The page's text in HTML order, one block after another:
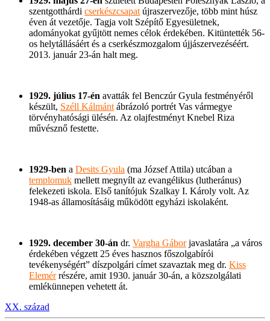
szentgotthárdi cserkészcsapat újraszervezője, több mint húsz
éven át vezetője. Tagja volt Szépítő Egyesületnek,
adományokat gyűjtött nemes célok érdekében. Kitüntették 56-
os helytállásáért és a cserkészmozgalom újjászervezéséért.
2013. január 23-án halt meg.
1929. július 17-én avatták fel Benczúr Gyula festményéről
készült, Széll Kálmánt ábrázoló portrét Vas vármegye
törvényhatósági ülésén. Az olajfestményt Knebel Riza
művésznő festette.
1929-ben a Desits Gyula (ma József Attila) utcában a
templomuk mellett megnyílt az evangélikus (lutheránus)
felekezeti iskola. Első tanítójuk Szalkay I. Károly volt. Az
1948-as államosításáig működött egyházi iskolaként.
1929. december 30-án dr. Vargha Gáborjavaslatára „a város
érdekében végzett 25 éves hasznos főszolgabírói
tevékenységért” díszpolgári címet szavaztak meg dr. Kiss
Elemérrészére, amit 1930. január 30-án, a közszolgálati
emlékünnepen vehetett át.
XX. század